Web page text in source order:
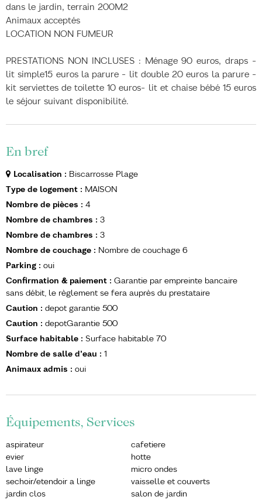
dans le jardin, terrain 200M2
Animaux acceptés
LOCATION NON FUMEUR
PRESTATIONS NON INCLUSES : Ménage 90 euros, draps -
lit simple15 euros la parure - lit double 20 euros la parure -
kit serviettes de toilette 10 euros- lit et chaise bébé 15 euros
le séjour suivant disponibilité.
En bref
Localisation : Biscarrosse Plage
Type de logement : MAISON
Nombre de pièces : 4
Nombre de chambres : 3
Nombre de chambres : 3
Nombre de couchage : Nombre de couchage 6
Parking : oui
Confirmation & paiement : Garantie par empreinte bancaire
sans débit, le règlement se fera auprès du prestataire
Caution : depot garantie 500
Caution : depotGarantie 500
Surface habitable : Surface habitable 70
Nombre de salle d'eau : 1
Animaux admis : oui
Équipements, Services
aspirateur
cafetiere
evier
hotte
lave linge
micro ondes
sechoir/etendoir a linge
vaisselle et couverts
jardin clos
salon de jardin